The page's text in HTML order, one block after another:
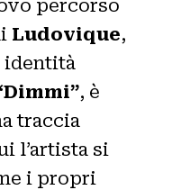
percorso
Ludovique,
identità
, è
traccia
l’artista si
i propri